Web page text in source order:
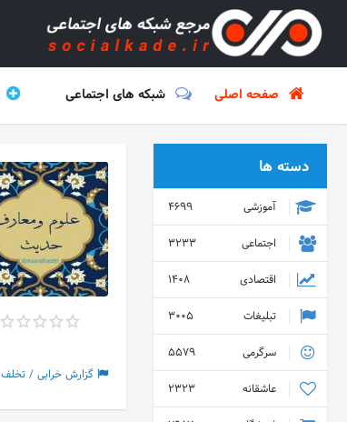
صفحه اصلی شبکه های اجتماعی
گزارش خرابی / تخلف
دسته ها
آموزشی
4699
اجتماعی
3233
اقتصادی
1408
تبلیغات
3005
سرگرمی
5579
عاشقانه
2323